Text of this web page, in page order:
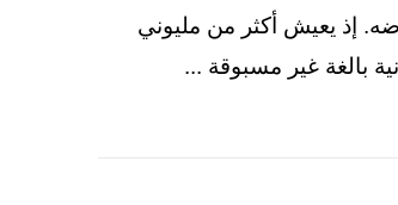
إذ يعيش أكثر من مليوني
بالغة غير مسبوقة ...